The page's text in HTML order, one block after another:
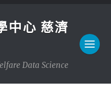
中心 慈濟
Data Science